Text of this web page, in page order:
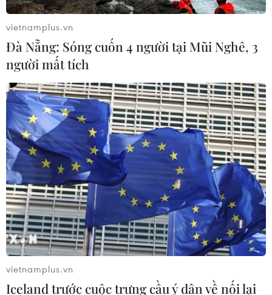
TIN CÙNG CHUYÊN MỤC
Khởi tố 19 đối tượng cướp
giật tài sản tại Công ty Tân Huê Viên
08/08/2026 08:52
vietnamplus.vn
Đà Nẵng: Sóng cuốn 4 người tại Mũi Nghê, 3
người mất tích
vietnamplus.vn
Iceland trước cuộc trưng cầu ý dân về nối lại